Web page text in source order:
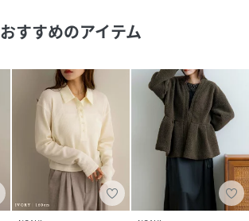
おすすめのアイテム